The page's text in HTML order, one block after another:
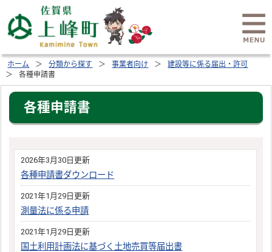
ホーム 分類から探す 事業者向け
建設等に係る届出・許可
各種申請書
各種申請書
2026年3月30日更新
各種申請書ダウンロード
2021年1月29日更新
測量法に係る申請
2021年1月29日更新
国土利用計画法に基づく土地売買等届出書